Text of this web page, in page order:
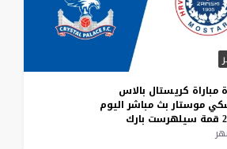
مباراة كريستال بالاس
موستار بث مباشر اليوم
قمة سيلهرست بارك